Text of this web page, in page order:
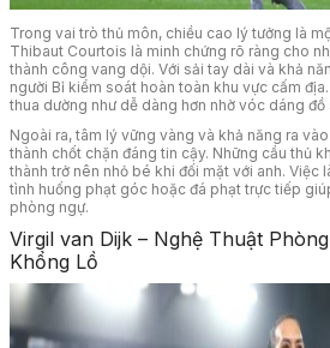
Trong vai trò thủ môn, chiều cao lý tưởng là
Thibaut Courtois là minh chứng rõ ràng cho
thành công vang dội. Với sải tay dài và khả
người Bỉ kiểm soát hoàn toàn khu vực cấm
thua dường như dễ dàng hơn nhờ vóc dáng đồ
Ngoài ra, tâm lý vững vàng và khả năng ra
thành chốt chặn đáng tin cậy. Những cầu thủ
thành trở nên nhỏ bé khi đối mặt với anh.
tình huống phạt góc hoặc đá phạt trực tiếp
phòng ngự.
Virgil van Dijk – Nghệ Thuật
Khổng Lồ